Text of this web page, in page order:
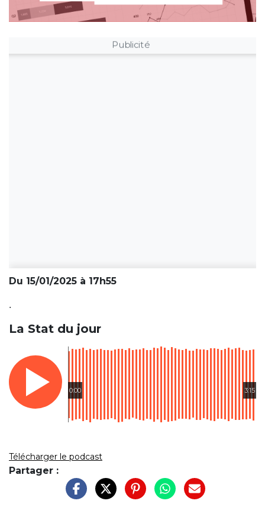
Publicité
Du 15/01/2025 à 17h55
.
La Stat du jour
0:00 3:15
Télécharger le podcast
Partager :